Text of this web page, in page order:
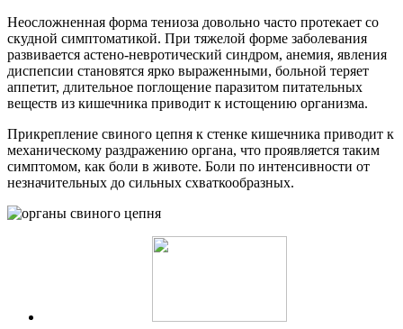
Неосложненная форма тениоза довольно часто протекает со
скудной симптоматикой. При тяжелой форме заболевания
развивается астено-невротический синдром, анемия, явления
диспепсии становятся ярко выраженными, больной теряет
аппетит, длительное поглощение паразитом питательных
веществ из кишечника приводит к истощению организма.
Прикрепление свиного цепня к стенке кишечника приводит к
механическому раздражению органа, что проявляется таким
симптомом, как боли в животе. Боли по интенсивности от
незначительных до сильных схваткообразных.